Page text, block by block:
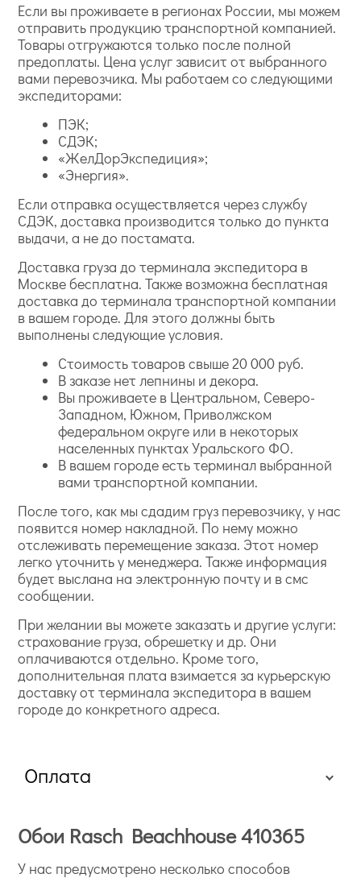
Если вы проживаете в регионах России, мы можем
отправить продукцию транспортной компанией.
Товары отгружаются только после полной
предоплаты. Цена услуг зависит от выбранного
вами перевозчика. Мы работаем со следующими
экспедиторами:
ПЭК;
СДЭК;
«ЖелДорЭкспедиция»;
«Энергия».
Если отправка осуществляется через службу
СДЭК, доставка производится только до пункта
выдачи, а не до постамата.
Доставка груза до терминала экспедитора в
Москве бесплатна. Также возможна бесплатная
доставка до терминала транспортной компании
в вашем городе. Для этого должны быть
выполнены следующие условия.
Стоимость товаров свыше 20 000 руб.
В заказе нет лепнины и декора.
Вы проживаете в Центральном, Северо-
Западном, Южном, Приволжском
федеральном округе или в некоторых
населенных пунктах Уральского ФО.
В вашем городе есть терминал выбранной
вами транспортной компании.
После того, как мы сдадим груз перевозчику, у нас
появится номер накладной. По нему можно
отслеживать перемещение заказа. Этот номер
легко уточнить у менеджера. Также информация
будет выслана на электронную почту и в смс
сообщении.
При желании вы можете заказать и другие услуги:
страхование груза, обрешетку и др. Они
оплачиваются отдельно. Кроме того,
дополнительная плата взимается за курьерскую
доставку от терминала экспедитора в вашем
городе до конкретного адреса.
Оплата
Обои Rasch Beachhouse 410365
У нас предусмотрено несколько способов